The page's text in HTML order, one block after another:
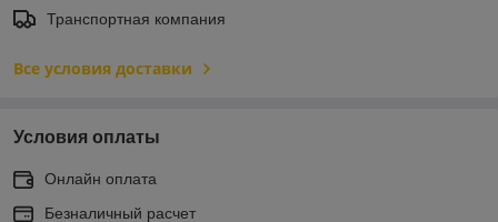
Транспортная компания
Все условия доставки
Условия оплаты
Онлайн оплата
Безналичный расчет